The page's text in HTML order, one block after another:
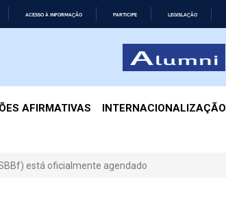
ACESSO À INFORMAÇÃO PARTICIPE LEGISLAÇÃO
AFIRMATIVAS INTERNACIONALIZAÇÃO
está oficialmente agendado